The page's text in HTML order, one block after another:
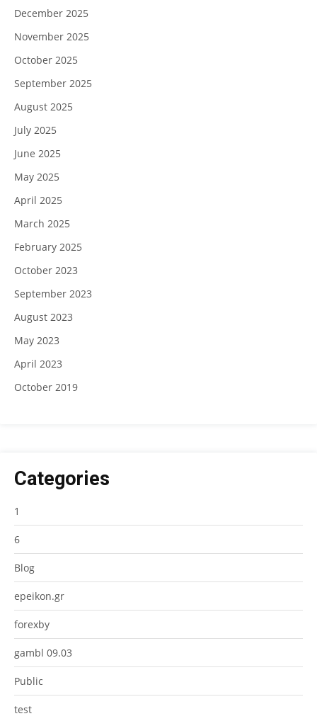
December 2025
November 2025
October 2025
September 2025
August 2025
July 2025
June 2025
May 2025
April 2025
March 2025
February 2025
October 2023
September 2023
August 2023
May 2023
April 2023
October 2019
Categories
1
6
Blog
epeikon.gr
forexby
gambl 09.03
Public
test